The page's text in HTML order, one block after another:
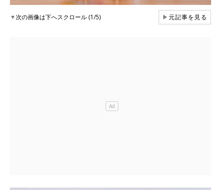
▼次の画像は下へスクロール (1/5) ▶元記事を見る